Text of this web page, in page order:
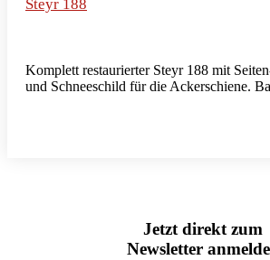
Steyr 188
Komplett restaurierter Steyr 188 mit
und Schneeschild für die Ackerschiene.
Jetzt direkt zum
Newsletter